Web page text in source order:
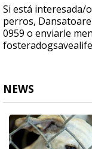
Si está interesada/
perros,
0959 o enviarle
NEWS